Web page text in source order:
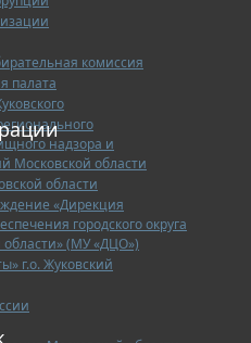
комиссия
палата
надзора и
Московской области
области
«Дирекция
городского округа
(МУ «ДЦО»)
г.о. Жуковский